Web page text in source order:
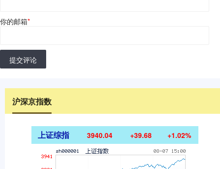
你的邮箱*
提交评论
沪深京指数
上证综指 3940.04 +39.68 +1.02%